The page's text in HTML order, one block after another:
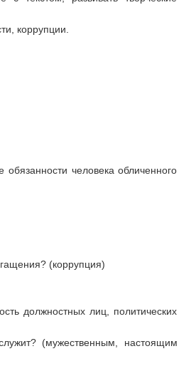
коррупции.
человека обличенного
(коррупция)
должностных лиц, политических
(мужественным, настоящим